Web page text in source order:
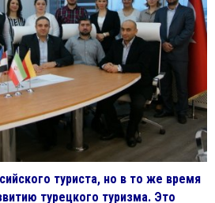
туриста, но в то же время
турецкого туризма. Это